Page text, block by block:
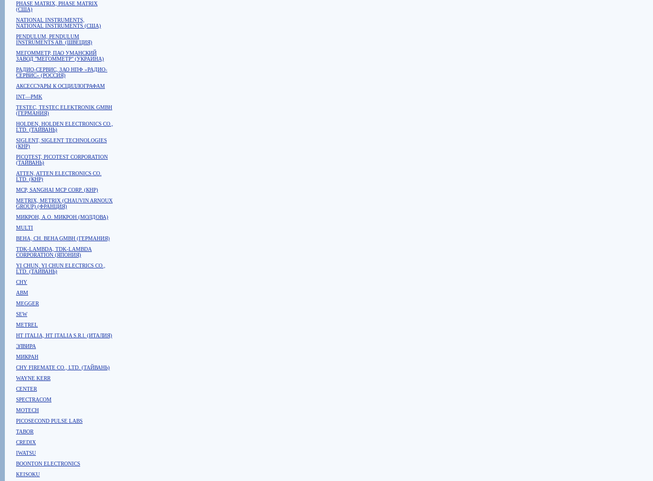
PHASE MATRIX, PHASE MATRIX
(США)
NATIONAL INSTRUMENTS,
NATIONAL INSTRUMENTS (США)
PENDULUM, PENDULUM
INSTRUMENTS AB. (ШВЕЦИЯ)
МЕГОММЕТР, ПАО УМАНСКИЙ
ЗАВОД "МЕГОММЕТР" (УКРАИНА)
РАДИО-СЕРВИС, ЗАО НПФ «РАДИО-
СЕРВИС» (РОССИЯ)
АКСЕССУАРЫ К ОСЦИЛЛОГРАФАМ
INT—PMK
TESTEC, TESTEC ELEKTRONIK GMBH
(ГЕРМАНИЯ)
HOLDEN, HOLDEN ELECTRONICS CO.,
LTD. (ТАЙВАНЬ)
SIGLENT, SIGLENT TECHNOLOGIES
(КНР)
PICOTEST, PICOTEST CORPORATION
(ТАЙВАНЬ)
ATTEN, ATTEN ELECTRONICS CO.
LTD. (КНР)
MCP, SANGHAI MCP CORP. (КНР)
METRIX, METRIX (CHAUVIN ARNOUX
GROUP) (ФРАНЦИЯ)
МИКРОН, А.О. МИКРОН (МОЛДОВА)
MULTI
BEHA, CH. BEHA GMBH (ГЕРМАНИЯ)
TDK-LAMBDA, TDK-LAMBDA
CORPORATION (ЯПОНИЯ)
YI CHUN, YI CHUN ELECTRICS CO.,
LTD. (ТАЙВАНЬ)
CHY
ABM
MEGGER
SEW
METREL
HT ITALIA, HT ITALIA S.R.l. (ИТАЛИЯ)
ЭЛВИРА
МИКРАН
CHY FIREMATE CO., LTD. (ТАЙВАНЬ)
WAYNE KERR
CENTER
SPECTRACOM
MOTECH
PICOSECOND PULSE LABS
TABOR
CREDIX
IWATSU
BOONTON ELECTRONICS
KEISOKU